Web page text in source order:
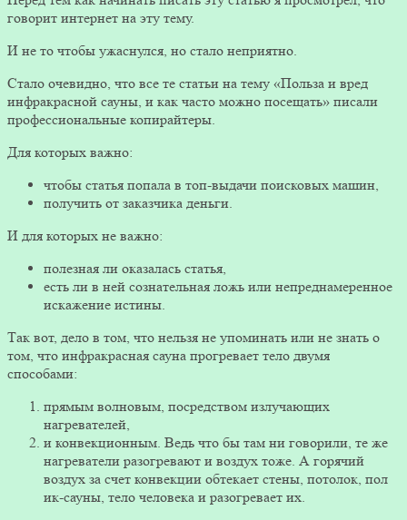
говорит интернет на эту тему.
И не то чтобы ужаснулся, но стало неприятно.
Стало очевидно, что все те статьи на тему «Польза и вред
инфракрасной сауны, и как часто можно посещать» писали
профессиональные копирайтеры.
Для которых важно:
чтобы статья попала в топ-выдачи поисковых машин,
получить от заказчика деньги.
И для которых не важно:
полезная ли оказалась статья,
есть ли в ней сознательная ложь или непреднамеренное
искажение истины.
Так вот, дело в том, что нельзя не упоминать или не знать о
том, что инфракрасная сауна прогревает тело двумя
способами:
прямым волновым, посредством излучающих
нагревателей,
и конвекционным. Ведь что бы там ни говорили, те же
нагреватели разогревают и воздух тоже. А горячий
воздух за счет конвекции обтекает стены, потолок, пол
ик-сауны, тело человека и разогревает их.